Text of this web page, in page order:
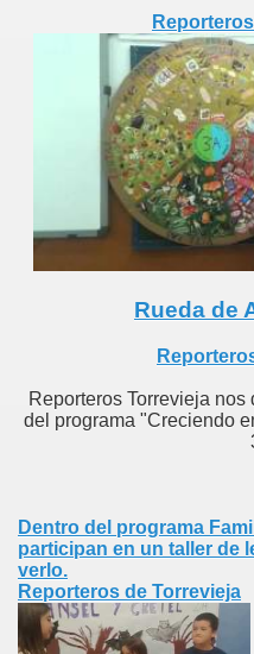
Rueda de
Reporteros Torrevieja
del programa "Creciendo
Dentro del programa
participan en un taller de
verlo.
Reporteros de Torrevieja